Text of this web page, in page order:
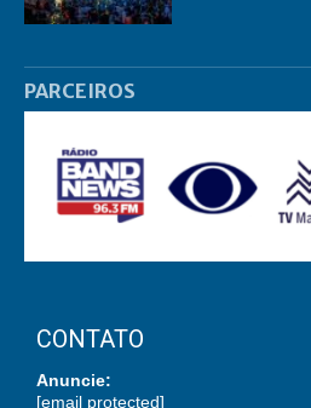
PARCEIROS
CONTATO
Anuncie:
[email protected]